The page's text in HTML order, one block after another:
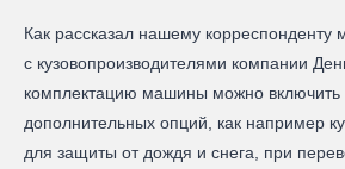
Как рассказал нашему корреспонденту
с кузовопроизводителями компании
комплектацию машины можно включить
дополнительных опций, как например
для защиты от дождя и снега, при